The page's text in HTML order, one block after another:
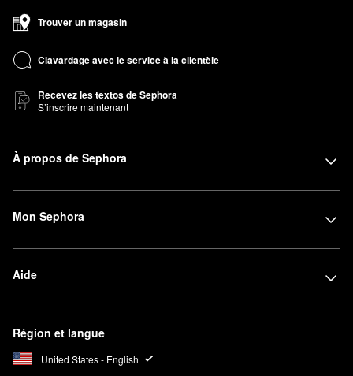
Trouver un magasin
Clavardage avec le service à la clientèle
Recevez les textos de Sephora
S’inscrire maintenant
À propos de Sephora
Mon Sephora
Aide
Région et langue
United States - English